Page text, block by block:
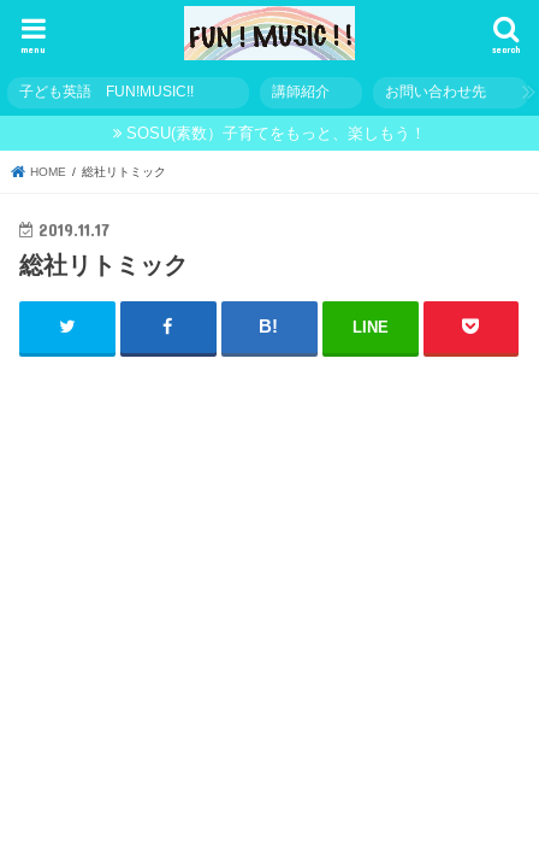
search
menu
子ども英語 FUN!MUSIC!! 講師紹介 お問い合わせ先
SOSU(素数）子育てをもっと、楽しもう！
HOME 総社リトミック
2019.11.17
総社リトミック
LINE